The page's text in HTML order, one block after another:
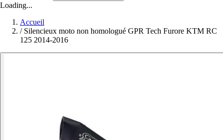
Loading...
Accueil
/ Silencieux moto non homologué GPR Tech Furore KTM RC
125 2014-2016